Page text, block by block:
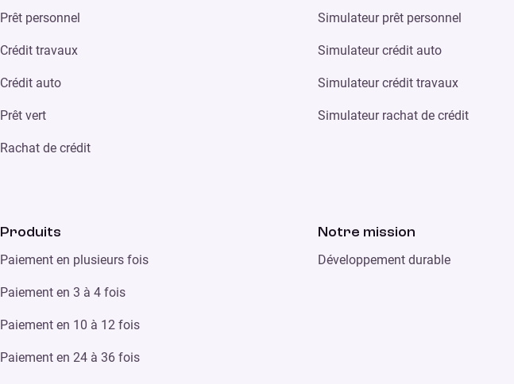
Prêt personnel
Crédit travaux
Crédit auto
Prêt vert
Rachat de crédit
Simulateur prêt personnel
Simulateur crédit auto
Simulateur crédit travaux
Simulateur rachat de crédit
Produits
Paiement en plusieurs fois
Paiement en 3 à 4 fois
Paiement en 10 à 12 fois
Paiement en 24 à 36 fois
Notre mission
Développement durable